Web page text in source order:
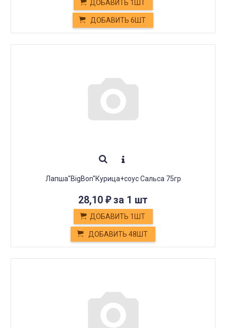
ДОБАВИТЬ 1ШТ
ДОБАВИТЬ 6ШТ
Лапша"BigBon"Курица+соус Сальса 75гр
28,10 ₽за 1 шт
ДОБАВИТЬ 1ШТ
ДОБАВИТЬ 48ШТ